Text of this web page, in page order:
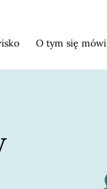
O tym się mówi